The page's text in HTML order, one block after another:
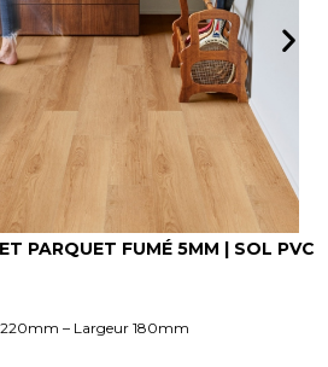
PARQUET FUMÉ 5MM | SOL PVC
– Largeur 180mm